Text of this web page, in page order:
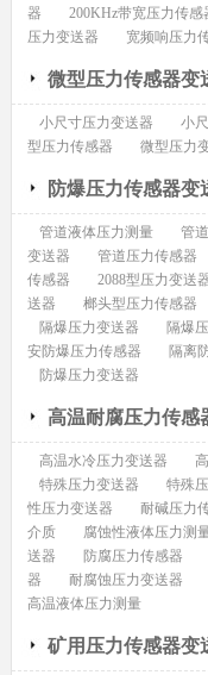
器
200KHz带宽压力传感
压力变送器
宽频响压力
微型压力传感器变
小尺寸压力变送器 小
型压力传感器
微型压力
防爆压力传感器变
管道液体压力测量 管
变送器
管道压力传感器
传感器
2088型压力变送
送器
榔头型压力传感器
隔爆压力变送器
隔爆
安防爆压力传感器
隔离
防爆压力变送器
高温耐腐压力传感
高温水冷压力变送器
特殊压力变送器
特殊
性压力变送器
耐碱压力
介质
腐蚀性液体压力测
送器
防腐压力传感器
器
耐腐蚀压力变送器
高温液体压力测量
矿用压力传感器变